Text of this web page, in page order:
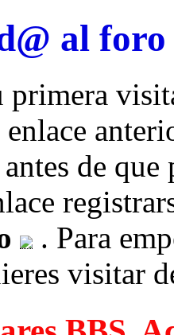
al
primera
antes de que
. Para
visitar